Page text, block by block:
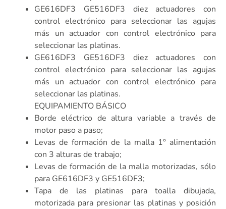
GE616DF3 GE516DF3 diez actuadores con
control electrónico para seleccionar las agujas
más un actuador con control electrónico para
seleccionar las platinas.
GE616DF3 GE516DF3 diez actuadores con
control electrónico para seleccionar las agujas
más un actuador con control electrónico para
seleccionar las platinas.
EQUIPAMIENTO BÁSICO
Borde eléctrico de altura variable a través de
motor paso a paso;
Levas de formación de la malla 1° alimentación
con 3 alturas de trabajo;
Levas de formación de la malla motorizadas, sólo
para GE616DF3 y GE516DF3;
Tapa de las platinas para toalla dibujada,
motorizada para presionar las platinas y posición